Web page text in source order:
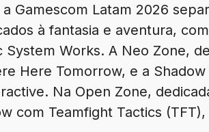
Gamescom Latam 2026
à fantasia e aventura,
Works. A Neo Zone,
Here Tomorrow, e a
Na Open Zone,
com Teamfight Tactics (TFT),